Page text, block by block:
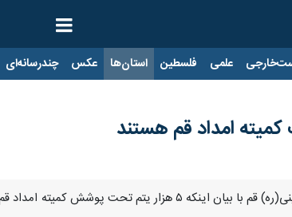
علمی فلسطین استان‌ها عکس چندرسانه‌ای